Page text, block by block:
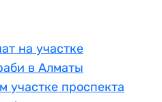
на участке
в Алматы
участке проспекта